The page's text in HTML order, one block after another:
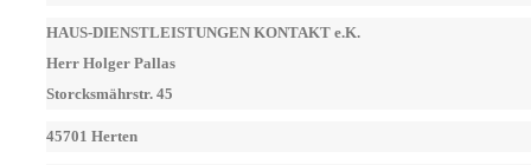
HAUS-DIENSTLEISTUNGEN KONTAKT e.K.
Herr Holger Pallas
Storcksmährstr. 45
45701 Herten